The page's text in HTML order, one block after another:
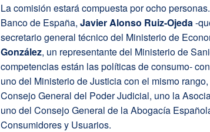
La comisión estará compuesta por ocho
Banco de España,Javier Alonso Ruiz-Ojeda -
secretario general técnico del Ministerio de
González, un representante del Ministerio de
competencias están las políticas de consumo-
uno del Ministerio de Justicia con el mismo
Consejo General del Poder Judicial, uno la
uno del Consejo General de la Abogacía
Consumidores y Usuarios.